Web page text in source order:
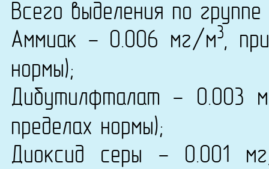
Всего выделения по
Аммиак - 0.006 мг/м3,
нормы);
Дибутилфталат - 0.003
пределах нормы);
Диоксид серы - 0.001